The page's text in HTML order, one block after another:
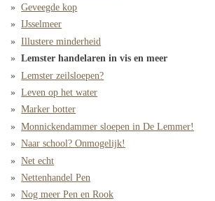
Geveegde kop
IJsselmeer
Illustere minderheid
Lemster handelaren in vis en meer
Lemster zeilsloepen?
Leven op het water
Marker botter
Monnickendammer sloepen in De Lemmer!
Naar school? Onmogelijk!
Net echt
Nettenhandel Pen
Nog meer Pen en Rook